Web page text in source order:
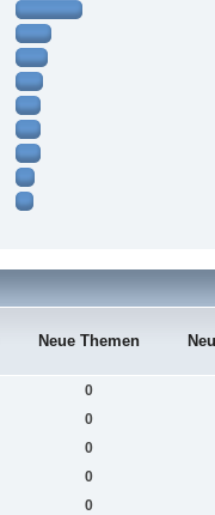
Neue Themen
0
0
0
0
0